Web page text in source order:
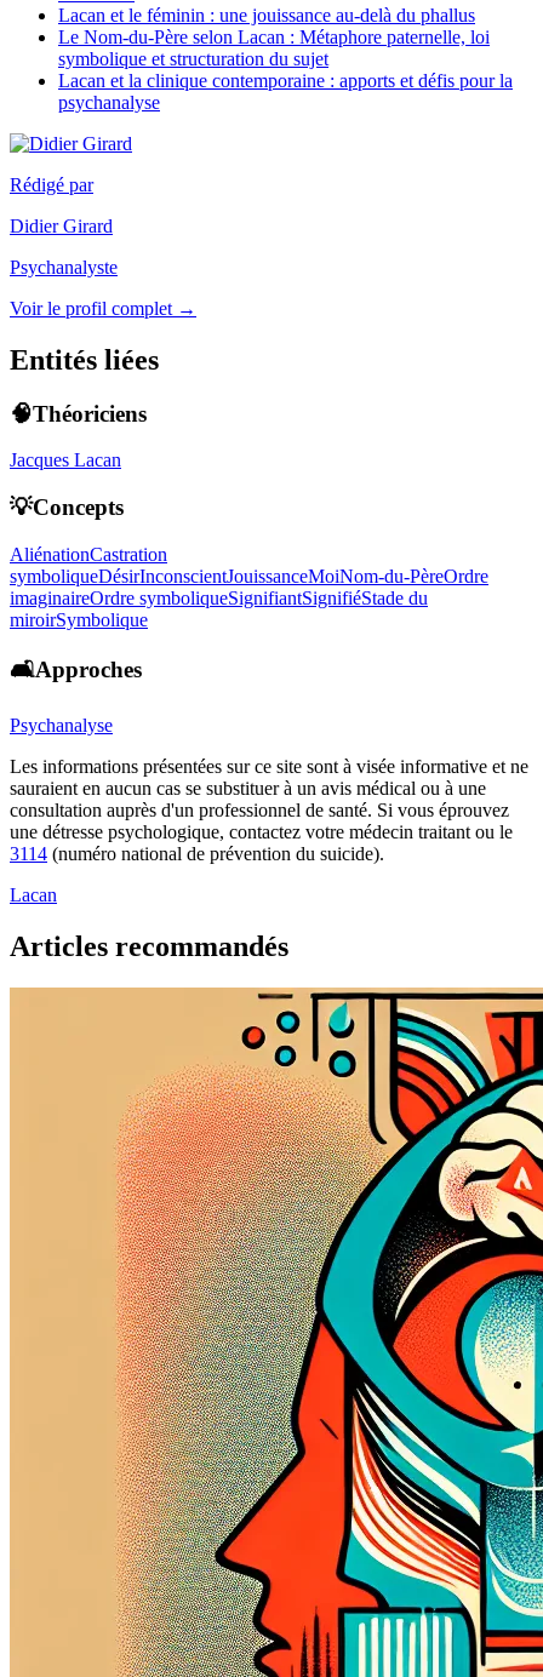
Lacan et le féminin : une jouissance au-delà du phallus
Le Nom-du-Père selon Lacan : Métaphore paternelle, loi
symbolique et structuration du sujet
Lacan et la clinique contemporaine : apports et défis pour la
psychanalyse
Rédigé par
Didier Girard
Psychanalyste
Voir le profil complet →
Entités liées
🧠Théoriciens
Jacques Lacan
💡Concepts
AliénationCastration
symboliqueDésirInconscientJouissanceMoiNom-du-PèreOrdre
imaginaireOrdre symboliqueSignifiantSignifiéStade du
miroirSymbolique
🛋️Approches
Psychanalyse
Les informations présentées sur ce site sont à visée informative et ne
sauraient en aucun cas se substituer à un avis médical ou à une
consultation auprès d'un professionnel de santé. Si vous éprouvez
une détresse psychologique, contactez votre médecin traitant ou le
3114 (numéro national de prévention du suicide).
Lacan
Articles recommandés